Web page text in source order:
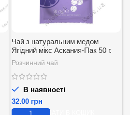
Чай з натуральним медом
Ягідний мікс Аскания-Пак 50 г.
Розчинний чай
В наявності
грн